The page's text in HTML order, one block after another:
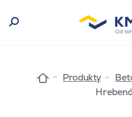
Produkty